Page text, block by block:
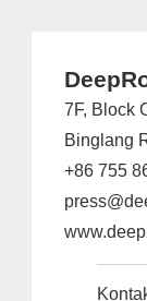
7F, Block
Binglang
+86 755